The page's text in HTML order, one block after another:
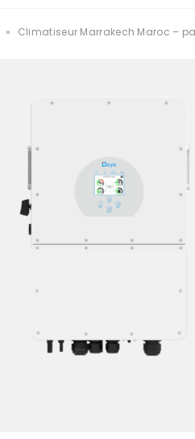
» Climatiseur Marrakech Maroc –